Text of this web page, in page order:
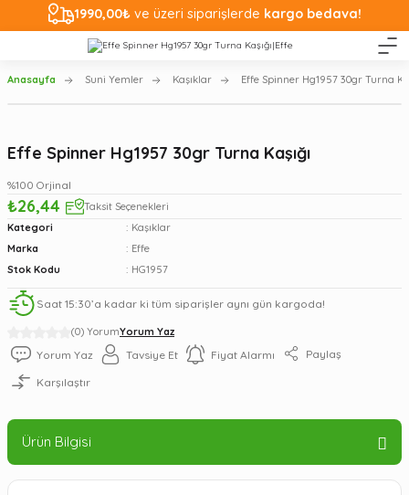
1990,00₺ ve üzeri siparişlerde kargo bedava!
Anasayfa Suni Yemler Kaşıklar Effe Spinner Hg1957 30gr Turna
(0) YorumYorum Yaz
Effe Spinner Hg1957 30gr Turna Kaşığı
%100 Orjinal
₺26,44
Taksit Seçenekleri
Kategori
Kaşıklar
Marka
Effe
Stok Kodu
HG1957
Saat 15:30’a kadar ki tüm siparişler aynı gün kargoda!
Yorum Yaz Tavsiye Et Fiyat Alarmı Paylaş
Karşılaştır
Ürün Bilgisi